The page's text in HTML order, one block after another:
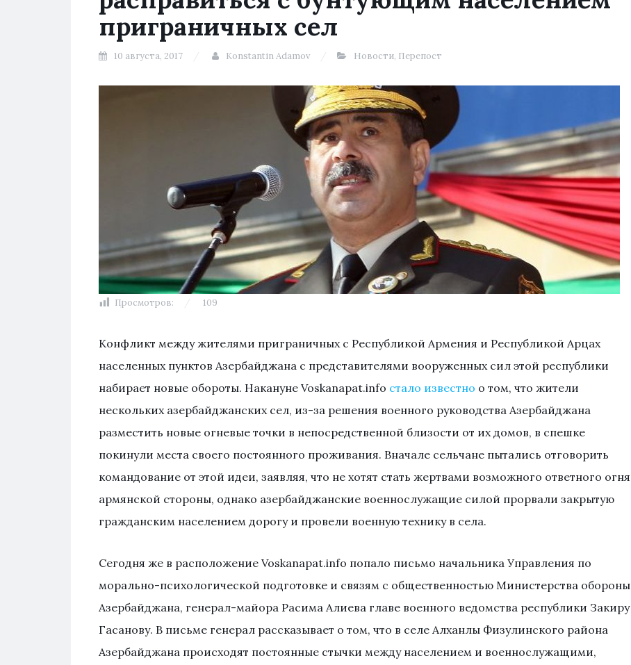
приграничных сел
10 августа, 2017 Konstantin Adamov Новости, Перепост
Просмотров: 109
Конфликт между жителями приграничных с Республикой Армения и Республикой Арцах
населенных пунктов Азербайджана с представителями вооруженных сил этой республики
набирает новые обороты. Накануне Voskanapat.info стало известно о том, что жители
нескольких азербайджанских сел, из-за решения военного руководства Азербайджана
разместить новые огневые точки в непосредственной близости от их домов, в спешке
покинули места своего постоянного проживания. Вначале сельчане пытались отговорить
командование от этой идеи, заявляя, что не хотят стать жертвами возможного ответного огня
армянской стороны, однако азербайджанские военнослужащие силой прорвали закрытую
гражданским населением дорогу и провели военную технику в села.
Сегодня же в расположение Voskanapat.info попало письмо начальника Управления по
морально-психологической подготовке и связям с общественностью Министерства обороны
Азербайджана, генерал-майора Расима Алиева главе военного ведомства республики Закиру
Гасанову. В письме генерал рассказывает о том, что в селе Алханлы Физулинского района
Азербайджана происходят постоянные стычки между населением и военнослужащими,